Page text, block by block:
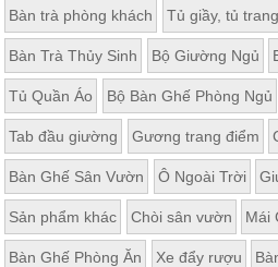
Bàn trà phòng khách Tủ giầy, tủ
Bàn Trà Thủy Sinh Bộ Giường Ngủ
Tủ Quần Áo Bộ Bàn Ghế Phòng Ngủ
Tab đầu giường Gương trang điểm
Bàn Ghế Sân Vườn Ô Ngoài Trời
Sản phẩm khác Chòi sân vườn Mái
Bàn Ghế Phòng Ăn Xe đẩy rượu